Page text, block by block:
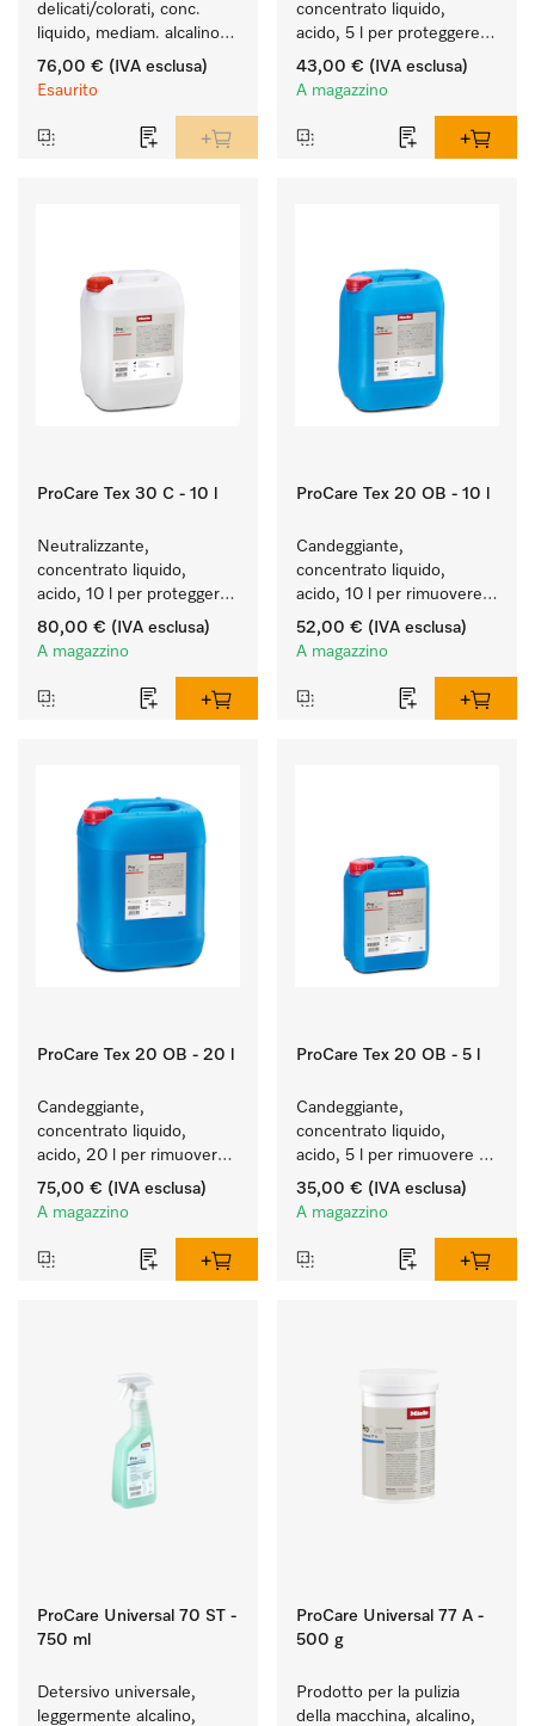
delicati/colorati, conc.
liquido, mediam. alcalino,
10 l per il lavaggio di capi
colorati e capi delicati.
76,00 € (IVA esclusa)
Esaurito
concentrato liquido,
acido, 5 l per proteggere
in modo ottimale i tessuti
mediante neutralizzazione
43,00 € (IVA esclusa)
A magazzino
ProCare Tex 30 C - 10 l
Neutralizzante,
concentrato liquido,
acido, 10 l per proteggere
in modo ottimale i tessuti
mediante neutralizzazione
80,00 € (IVA esclusa)
A magazzino
ProCare Tex 20 OB - 10 l
Candeggiante,
concentrato liquido,
acido, 10 l per rimuovere
efficacemente le macchie
più ostinate.
52,00 € (IVA esclusa)
A magazzino
ProCare Tex 20 OB - 20 l
Candeggiante,
concentrato liquido,
acido, 20 l per rimuovere
efficacemente le macchie
più ostinate.
75,00 € (IVA esclusa)
A magazzino
ProCare Tex 20 OB - 5 l
Candeggiante,
concentrato liquido,
acido, 5 l per rimuovere
efficacemente le macchie
più ostinate.
35,00 € (IVA esclusa)
A magazzino
ProCare Universal 70 ST -
750 ml
Detersivo universale,
leggermente alcalino,
ProCare Universal 77 A -
500 g
Prodotto per la pulizia
della macchina, alcalino,